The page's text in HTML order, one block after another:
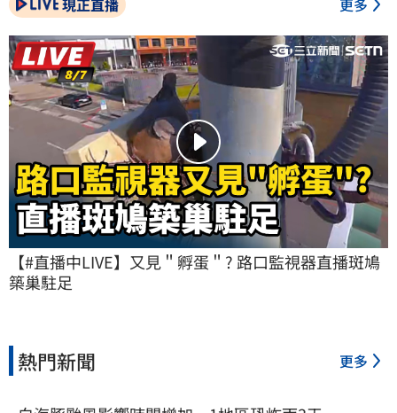
【#直播中LIVE】又見＂孵蛋＂? 路口監視器直播斑鳩
築巢駐足
熱門新聞 更多